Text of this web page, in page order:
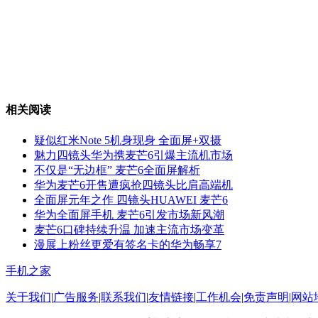
相关阅读
疑似红米Note 5机身现身 全面屏+双摄
魅力四镜头华为携麦芒6引爆主流机市场
不仅是“无边框” 麦芒6全面屏解析
华为麦芒6开售遭疯抢四镜头比肩高端机
全面屏元年之作 四镜头HUAWEI 麦芒6
华为全面屏手机 麦芒6引发市场新风潮
麦芒6口碑持续升温 加速主流市场变革
漫展上粉丝更爱有签名卡的华为畅享7
手机之家
关于我们|广告服务|联系我们|友情链接|工作机会|免责声明|网站